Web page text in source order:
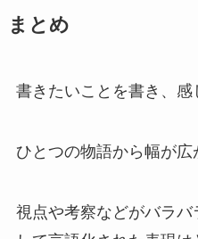
まとめ
書きたいことを書き、感
ひとつの物語から幅が広
視点や考察などがバラ